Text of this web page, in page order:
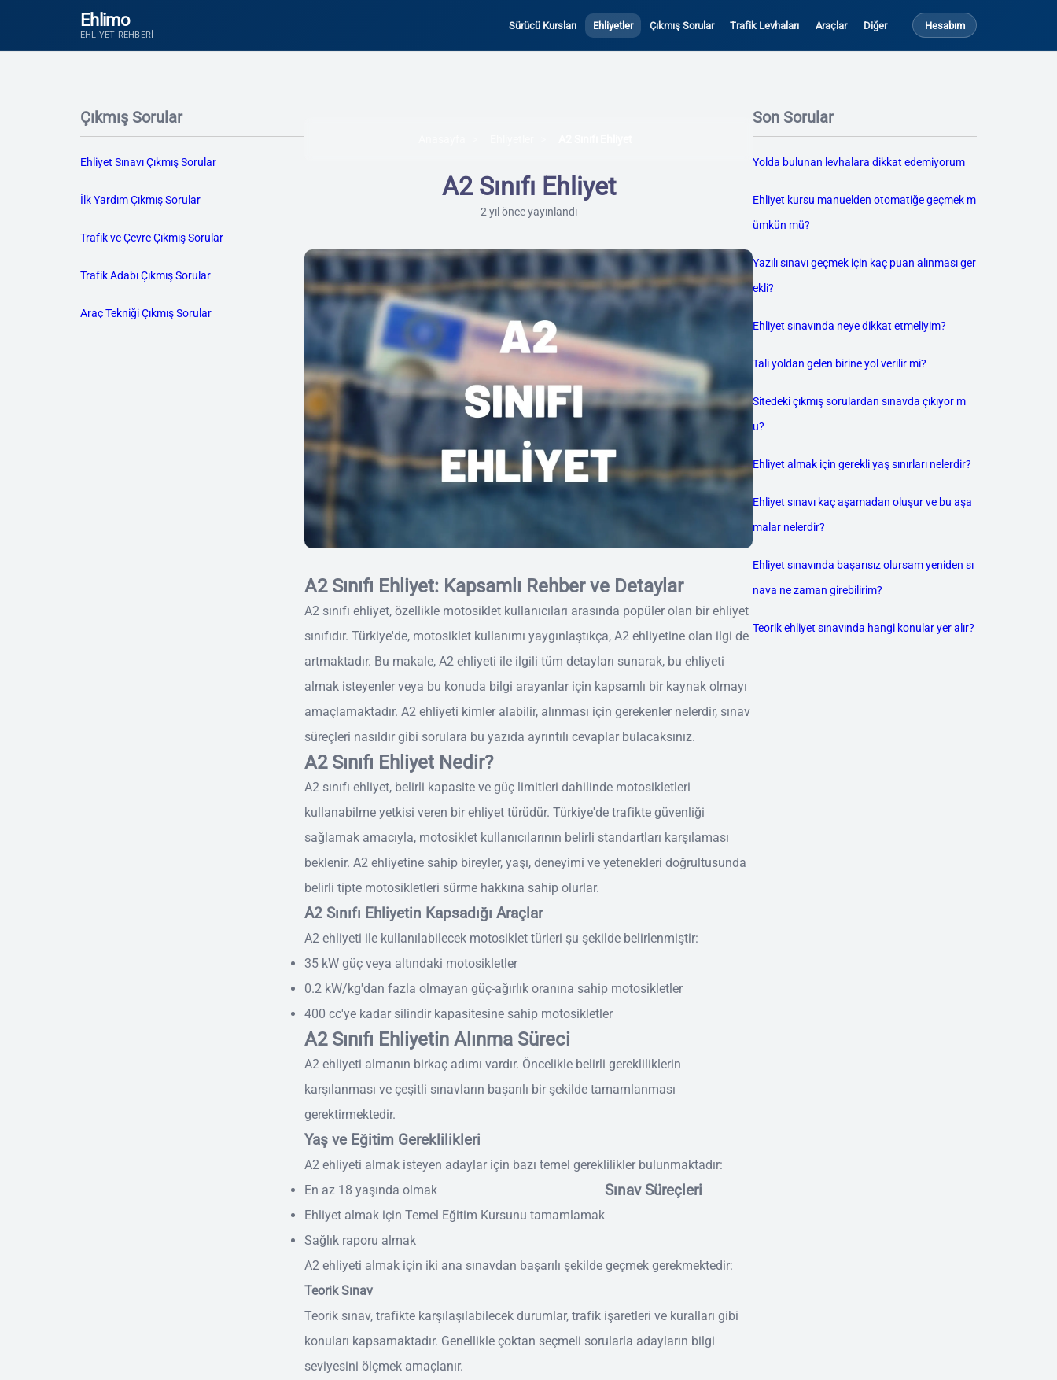
Ehlimo
EHLIYET REHBERI
Sürücü Kursları Ehliyetler Çıkmış Sorular Trafik Levhaları Araçlar Diğer Hesabım
Çıkmış Sorular
Ehliyet Sınavı Çıkmış Sorular
İlk Yardım Çıkmış Sorular
Trafik ve Çevre Çıkmış Sorular
Trafik Adabı Çıkmış Sorular
Araç Tekniği Çıkmış Sorular
A2 Sınıfı Ehliyet
2 yıl önce yayınlandı
A2 Sınıfı Ehliyet: Kapsamlı Rehber ve Detaylar
A2 sınıfı ehliyet, özellikle motosiklet kullanıcıları arasında popüler olan bir ehliyet
sınıfıdır. Türkiye'de, motosiklet kullanımı yaygınlaştıkça, A2 ehliyetine olan ilgi de
artmaktadır. Bu makale, A2 ehliyeti ile ilgili tüm detayları sunarak, bu ehliyeti
almak isteyenler veya bu konuda bilgi arayanlar için kapsamlı bir kaynak olmayı
amaçlamaktadır. A2 ehliyeti kimler alabilir, alınması için gerekenler nelerdir, sınav
süreçleri nasıldır gibi sorulara bu yazıda ayrıntılı cevaplar bulacaksınız.
A2 Sınıfı Ehliyet Nedir?
A2 sınıfı ehliyet, belirli kapasite ve güç limitleri dahilinde motosikletleri
kullanabilme yetkisi veren bir ehliyet türüdür. Türkiye'de trafikte güvenliği
sağlamak amacıyla, motosiklet kullanıcılarının belirli standartları karşılaması
beklenir. A2 ehliyetine sahip bireyler, yaşı, deneyimi ve yetenekleri doğrultusunda
belirli tipte motosikletleri sürme hakkına sahip olurlar.
A2 Sınıfı Ehliyetin Kapsadığı Araçlar
A2 ehliyeti ile kullanılabilecek motosiklet türleri şu şekilde belirlenmiştir:
35 kW güç veya altındaki motosikletler
0.2 kW/kg'dan fazla olmayan güç-ağırlık oranına sahip motosikletler
400 cc'ye kadar silindir kapasitesine sahip motosikletler
A2 Sınıfı Ehliyetin Alınma Süreci
A2 ehliyeti almanın birkaç adımı vardır. Öncelikle belirli gerekliliklerin
karşılanması ve çeşitli sınavların başarılı bir şekilde tamamlanması
gerektirmektedir.
Yaş ve Eğitim Gereklilikleri
A2 ehliyeti almak isteyen adaylar için bazı temel gereklilikler bulunmaktadır:
En az 18 yaşında olmak
Ehliyet almak için Temel Eğitim Kursunu tamamlamak
Sağlık raporu almak
Sınav Süreçleri
A2 ehliyeti almak için iki ana sınavdan başarılı şekilde geçmek gerekmektedir:
Teorik Sınav
Teorik sınav, trafikte karşılaşılabilecek durumlar, trafik işaretleri ve kuralları gibi
konuları kapsamaktadır. Genellikle çoktan seçmeli sorularla adayların bilgi
seviyesini ölçmek amaçlanır.
Son Sorular
Yolda bulunan levhalara dikkat edemiyorum
Ehliyet kursu manuelden otomatiğe geçmek m
ümkün mü?
Yazılı sınavı geçmek için kaç puan alınması ger
ekli?
Ehliyet sınavında neye dikkat etmeliyim?
Tali yoldan gelen birine yol verilir mi?
Sitedeki çıkmış sorulardan sınavda çıkıyor m
u?
Ehliyet almak için gerekli yaş sınırları nelerdir?
Ehliyet sınavı kaç aşamadan oluşur ve bu aşa
malar nelerdir?
Ehliyet sınavında başarısız olursam yeniden sı
nava ne zaman girebilirim?
Teorik ehliyet sınavında hangi konular yer alır?